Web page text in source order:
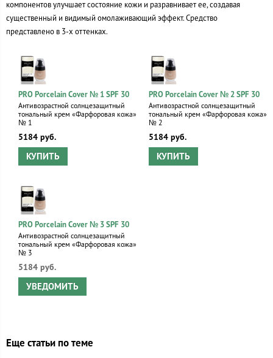
компонентов улучшает состояние кожи и разравнивает ее, создавая
существенный и видимый омолаживающий эффект. Средство
представлено в 3-х оттенках.
PRO Porcelain Cover № 1 SPF 30
Антивозрастной солнцезащитный
тональный крем «Фарфоровая кожа»
№ 1
5184 руб.
КУПИТЬ
PRO Porcelain Cover № 2 SPF 30
Антивозрастной солнцезащитный
тональный крем «Фарфоровая кожа»
№ 2
5184 руб.
КУПИТЬ
PRO Porcelain Cover № 3 SPF 30
Антивозрастной солнцезащитный
тональный крем «Фарфоровая кожа»
№ 3
5184 руб.
УВЕДОМИТЬ
Еще статьи по теме